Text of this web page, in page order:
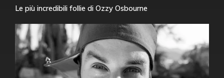
Le più incredibili follie di Ozzy Osbourne